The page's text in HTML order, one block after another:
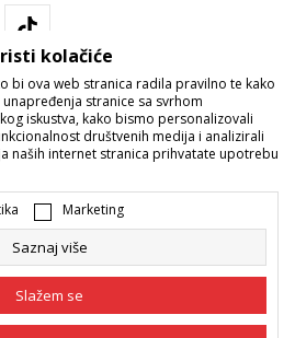
Promijenite
u opisu proizvoda, prikazu slika i
kolačiće
bi ova web stranica radila pravilno te kako
stranice sa svrhom
iskustva, kako bismo personalizovali
društvenih medija i analizirali
naših internet stranica prihvatate upotrebu
Marketing
Saznaj više
Slažem se